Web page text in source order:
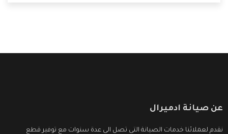
عن صيانة ادميرال
نقدم لعملائنا خدمات الصيانة التى تصل الى عدة سنوات مع توفير قطع